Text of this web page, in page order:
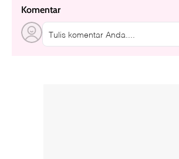
Komentar
Tulis komentar Anda....